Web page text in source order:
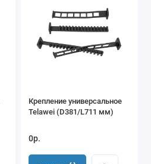
Крепление универсальное
Telawei (D381/L711 мм)
0р.